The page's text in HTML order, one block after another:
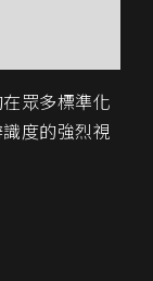
眾多標準化
度的強烈視